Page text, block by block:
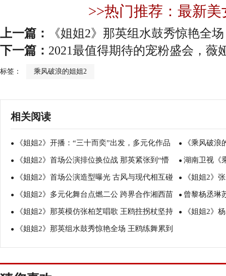
>>热门推荐：最新美
上一篇：
《姐姐2》那英组水鼓秀惊艳全
下一篇： 2021最值得期待的宠粉盛会，薇
标签： 乘风破浪的姐姐2
相关阅读
● 《姐姐2》开播：“三十而奕”出发，多元化作品
点燃初舞台
● 《乘风破
极备战状态满
● 《姐姐2》首场公演排位换位战 那英紧张到“懵
掉”
● 湖南卫视《
突破，今晚
● 《姐姐2》首场公演造型曝光 古风与现代相互碰
撞
● 《姐姐2》
挑战单脚高跟
● 《姐姐2》多元化舞台点燃二公 跨界合作湘西苗
鼓点赞“她力量”
● 曾黎杨丞琳
那英“点赞”
● 《姐姐2》那英模仿张柏芝唱歌 王鸥拄拐杖坚持
练舞
● 《姐姐2》
● 《姐姐2》那英组水鼓秀惊艳全场 王鸥练舞累到
躺地